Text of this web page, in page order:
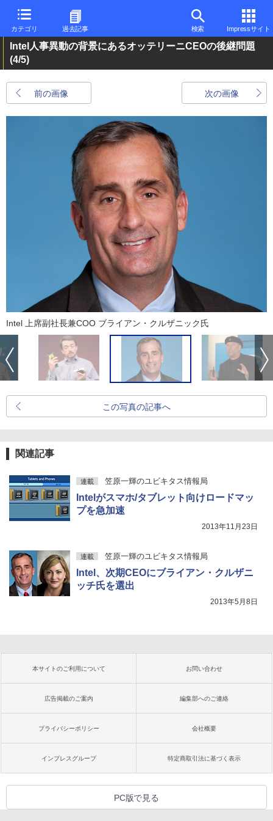
カテゴリ 過去記事 検索 Impressサイト
Intel人事異動の背景にあるオッテリーニCEOの後継問題
(4/5)
前の画像 次の画像
Intel 上席副社長兼COO ブライアン・クルザニック氏
この写真の記事へ
関連記事
連載 笠原一輝のユビキタス情報局
Intelがスマホ/タブレット向けロードマッ
プを急加速
2013年11月23日
連載 笠原一輝のユビキタス情報局
Intel、次期CEOにブライアン・クルザニ
ッチ氏を選出
2013年5月8日
本サイトのご利用について お問い合わせ
広告掲載のご案内 編集部へのご連絡
プライバシーポリシー 会社概要
インプレスグループ 特定商取引法に基づく表示
PC版で見る